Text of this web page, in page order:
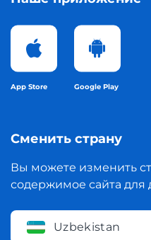
App Store Google Play
Сменить страну
Вы можете изменить
содержимое сайта для
Uzbekistan